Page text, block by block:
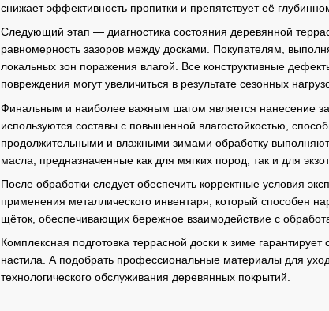
снижает эффективность пропитки и препятствует её
Следующий этап — диагностика состояния деревянной
равномерность зазоров между досками. Покупателям,
локальных зон поражения влагой. Все конструктивные
повреждения могут увеличиться в результате сезонных
Финальным и наиболее важным шагом является нанесение
используются составы с повышенной влагостойкостью,
продолжительными и влажными зимами обработку
масла, предназначенные как для мягких пород, так и для
После обработки следует обеспечить корректные условия
применения металлического инвентаря, который способен
щёток, обеспечивающих бережное взаимодействие с
Комплексная подготовка террасной доски к зиме
настила. А подобрать профессиональные материалы для
технологического обслуживания деревянных покрытий.